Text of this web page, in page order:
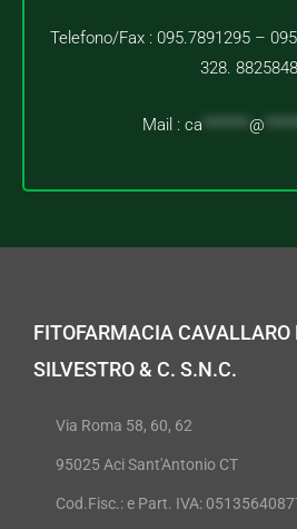
Telefono/Fax : 095.7891295 –
328. 8825848
Mail : ca @
FITOFARMACIA CAVALLARO
SILVESTRO & C. S.N.C.
Via Roma 58, 60, 62
95025 Aci Sant'Antonio CT
Cod.Fisc.: e Part. IVA: